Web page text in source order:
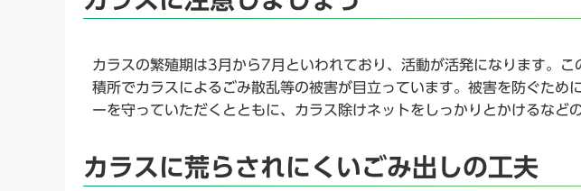
カラスの繁殖期は3月から7月といわれており、活動が活発になります。
積所でカラスによるごみ散乱等の被害が目立っています。被害を防ぐため
ーを守っていただくとともに、カラス除けネットをしっかりとかけるなど
カラスに荒らされにくいごみ出しの工夫